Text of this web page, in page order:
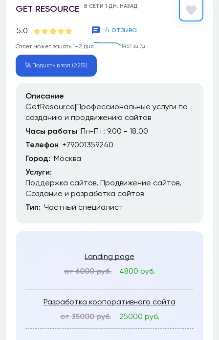
GET RESOURCE В СЕТИ 1 ДН. НАЗАД
5.0 4 отзыва
Ответ может занять 1–2 дня 1457 за 7д
🚀 Поднять в топ (2251)
Описание
GetResource|Профессиональные услуги по
созданию и продвижению сайтов
Часы работы Пн-Пт: 9.00 - 18.00
Телефон +79001359240
Город: Москва
Услуги:
Поддержка сайтов Продвижение сайтов
Создание и разработка сайтов
Тип: Частный специалист
Landing page
от 6000 руб.
4800 руб.
Разработка корпоративного сайта
от 35000 руб.
25000 руб.